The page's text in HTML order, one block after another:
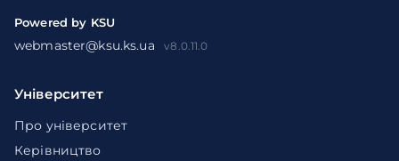
Powered by KSU
webmaster@ksu.ks.ua v8.0.11.0
Університет
Про університет
Керівництво